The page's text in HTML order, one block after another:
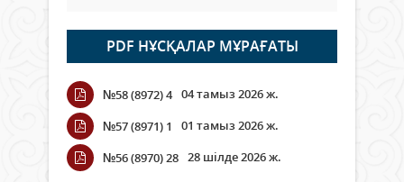
Open Air: Қызылорда облысы
полиция департаменті 20
мыңнан астам көрерменнің
қауіпсіздігін қамтамасыз етті
06 тамыз 2026 ж.
Wi-Fi ҚАБЫРҒА АРҚЫЛЫ ҚАЛАЙ
ӨТЕДІ?
PDF НҰСҚАЛАР МҰРАҒАТЫ
№58 (8972) 4 04 тамыз 2026 ж.
№57 (8971) 1
01 тамыз 2026 ж.
№56 (8970) 28 28 шілде 2026 ж.